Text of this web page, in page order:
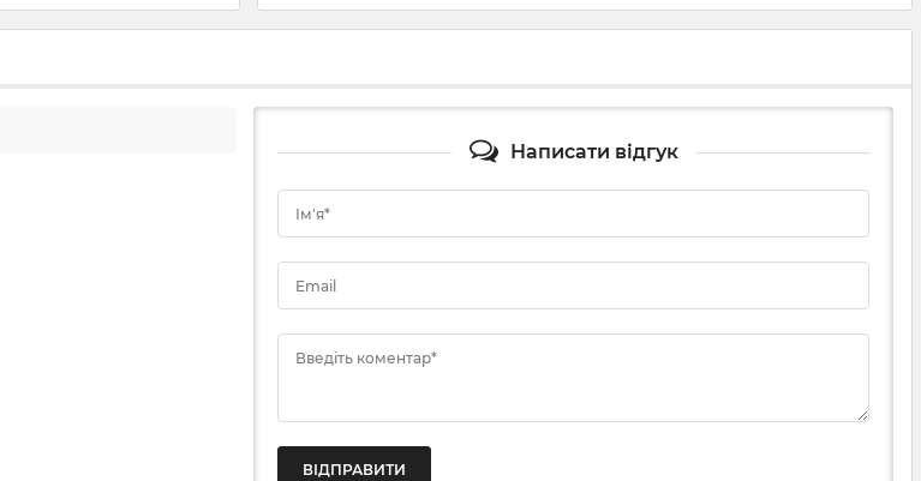
Написати відгук
Ім'я*
Email
Введіть коментар*